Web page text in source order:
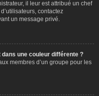
il leur est attribué un chef
contactez
un message privé.
une couleur différente ?
membres d’un groupe pour les